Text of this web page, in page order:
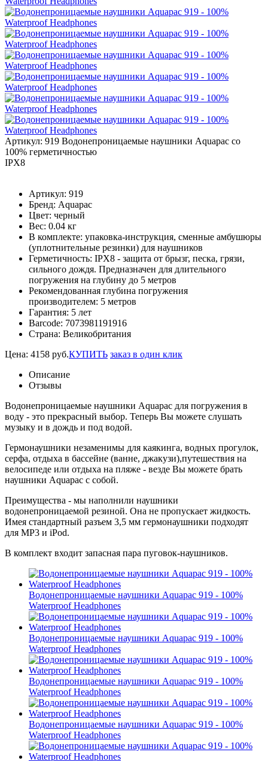
Артикул: 919 Водонепроницаемые наушники Aquapac со
100% герметичностью
IPX8
Артикул: 919
Бренд: Aquapac
Цвет: черный
Вес: 0.04 кг
В комплекте: упаковка-инструкция, сменные амбушюры
(уплотнительные резинки) для наушников
Герметичность: IPX8 - защита от брызг, песка, грязи,
сильного дождя. Предназначен для длительного
погружения на глубину до 5 метров
Рекомендованная глубина погружения
производителем: 5 метров
Гарантия: 5 лет
Barcode: 7073981191916
Страна: Великобритания
Цена: 4158 руб.КУПИТЬ заказ в один клик
Описание
Отзывы
Водонепроницаемые наушники Aquapac для погружения в
воду - это прекрасный выбор. Теперь Вы можете слушать
музыку и в дождь и под водой.
Гермонаушники незаменимы для каякинга, водных прогулок,
серфа, отдыха в бассейне (ванне, джакузи),путешествия на
велосипеде или отдыха на пляже - везде Вы можете брать
наушники Aquapac с собой.
Преимущества - мы наполнили наушники
водонепроницаемой резиной. Она не пропускает жидкость.
Имея стандартный разъем 3,5 мм гермонаушники подходят
для MP3 и iPod.
В комплект входит запасная пара пуговок-наушников.
Водонепроницаемые наушники Aquapac 919 - 100%
Waterproof Headphones
Водонепроницаемые наушники Aquapac 919 - 100%
Waterproof Headphones
Водонепроницаемые наушники Aquapac 919 - 100%
Waterproof Headphones
Водонепроницаемые наушники Aquapac 919 - 100%
Waterproof Headphones